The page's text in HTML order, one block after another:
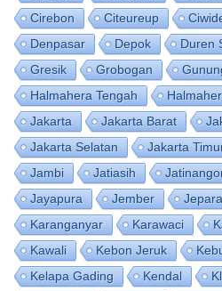
Cirebon
Citeureup
Denpasar
Depok Duren
Gresik
Grobogan
Halmahera Tengah
Jakarta
Jakarta Barat
Jakarta Selatan
Jakarta
Jambi
Jatiasih
Jayapura
Jember Jepara
Karanganyar
Karawaci
Kawali
Kebon Jeruk
Kelapa Gading
Kendal